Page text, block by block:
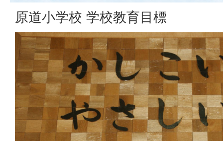
原道小学校 学校教育目標